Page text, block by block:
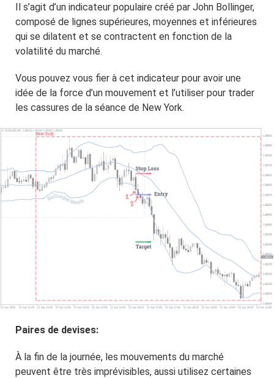
Il s’agit d’un indicateur populaire créé par John Bollinger,
composé de lignes supérieures, moyennes et inférieures
qui se dilatent et se contractent en fonction de la
volatilité du marché.
Vous pouvez vous fier à cet indicateur pour avoir une
idée de la force d’un mouvement et l’utiliser pour trader
les cassures de la séance de New York.
Paires de devises:
À la fin de la journée, les mouvements du marché
peuvent être très imprévisibles, aussi utilisez certaines